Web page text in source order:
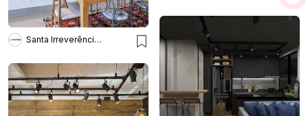
Santa Irreverência Arquitetura